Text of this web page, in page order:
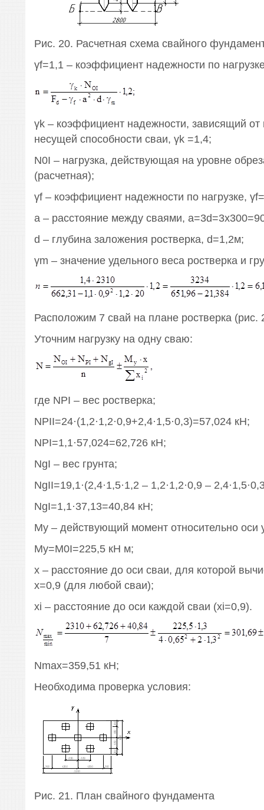
Рис. 20. Расчетная схема свайного
γf=1,1 – коэффициент надежности по
γk – коэффициент надежности, зависящий от
несущей способности сваи, γk =1,4;
N0I – нагрузка, действующая на уровне
(расчетная);
γf – коэффициент надежности по нагрузке,
а – расстояние между сваями,
d – глубина заложения ростверка, d=1,2м;
γm – значение удельного веса ростверка и
Расположим 7 свай на плане ростверка (рис.
Уточним нагрузку на одну сваю:
где NPI – вес ростверка;
NPII=24·(1,2·1,2·0,9+2,4·1,5·0,3)=57,024 кН;
NPI=1,1·57,024=62,726 кН;
NgI – вес грунта;
NgII=19,1·(2,4·1,5·1,2 – 1,2·1,2·0,9 –
NgI=1,1·37,13=40,84 кН;
My – действующий момент относительно оси
My=M0I=225,5 кН м;
х – расстояние до оси сваи, для которой
х=0,9 (для любой сваи);
хi – расстояние до оси каждой сваи (хi=0,9).
Nmax=359,51 кН;
Необходима проверка условия:
Рис. 21. План свайного фундамента